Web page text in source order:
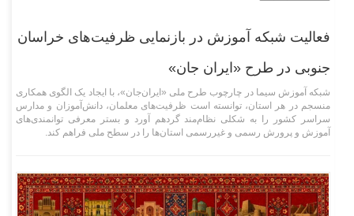
فعالیت شبکه آموزش در بازنمایی ظرفیت‌های خراسان
جنوبی در طرح «ایران جان»
شبکه آموزش سیما در چارچوب طرح ملی «ایران‌جان»، با ایجاد یک الگوی همکاری
منسجم در هر استان، توانسته است ظرفیت‌های معلمان، دانش‌آموزان و مدارس
سراسر کشور را به شکلی نظام‌مند گردهم آورد و بستر معرفی توانمندی‌های
آموزش و پرورش رسمی و غیررسمی استان‌ها را در سطح ملی فراهم کند.